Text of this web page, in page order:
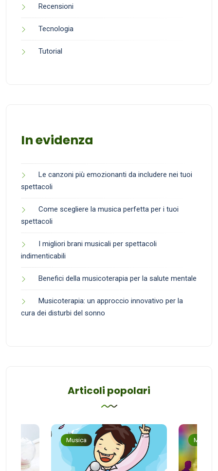
Recensioni
Tecnologia
Tutorial
In evidenza
Le canzoni più emozionanti da includere nei tuoi
spettacoli
Come scegliere la musica perfetta per i tuoi
spettacoli
I migliori brani musicali per spettacoli
indimenticabili
Benefici della musicoterapia per la salute mentale
Musicoterapia: un approccio innovativo per la
cura dei disturbi del sonno
Articoli popolari
Musica Musica